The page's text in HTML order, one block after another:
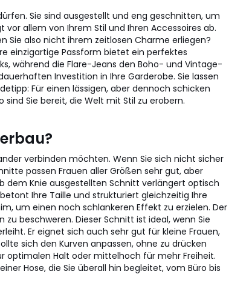
Sie sind ausgestellt und eng geschnitten, um
allem von Ihrem Stil und Ihren Accessoires ab.
Sie also nicht ihrem zeitlosen Charme erliegen?
einzigartige Passform bietet ein perfektes
während die Flare-Jeans den Boho- und Vintage-
Investition in Ihre Garderobe. Sie lassen
Für einen lässigen, aber dennoch schicken
Sie bereit, die Welt mit Stil zu erobern.
verbinden möchten. Wenn Sie sich nicht sicher
passen Frauen aller Größen sehr gut, aber
dem Knie ausgestellten Schnitt verlängert optisch
Ihre Taille und strukturiert gleichzeitig Ihre
um einen noch schlankeren Effekt zu erzielen. Der
beschweren. Dieser Schnitt ist ideal, wenn Sie
Er eignet sich auch sehr gut für kleine Frauen,
sich den Kurven anpassen, ohne zu drücken
optimalen Halt oder mittelhoch für mehr Freiheit.
Hose, die Sie überall hin begleitet, vom Büro bis